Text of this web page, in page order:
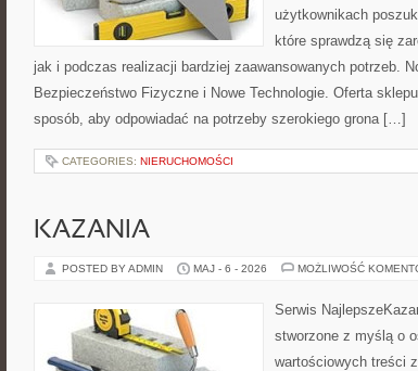
użytkownikach
które sprawdzą się
jak i podczas realizacji bardziej zaawansowanych potrzeb.
Bezpieczeństwo Fizyczne i Nowe Technologie. Oferta
sposób, aby odpowiadać na potrzeby szerokiego grona […]
CATEGORIES: NIERUCHOMOŚCI
KAZANIA
POSTED BY ADMIN MAJ - 6 - 2026 MOŻLIWOŚĆ
Serwis
stworzone z myślą o
wartościowych treści